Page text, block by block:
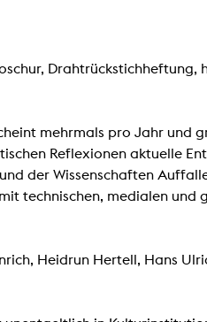
Drahtrückstichheftung,
mehrmals pro Jahr und
Reflexionen aktuelle
der Wissenschaften
technischen, medialen und
Heidrun Hertell, Hans
logo
Awards